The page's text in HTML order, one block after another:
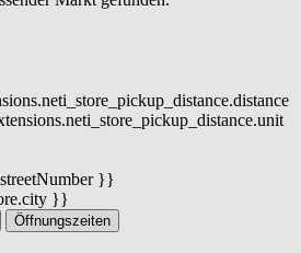
}}
}}
Öffnungszeiten